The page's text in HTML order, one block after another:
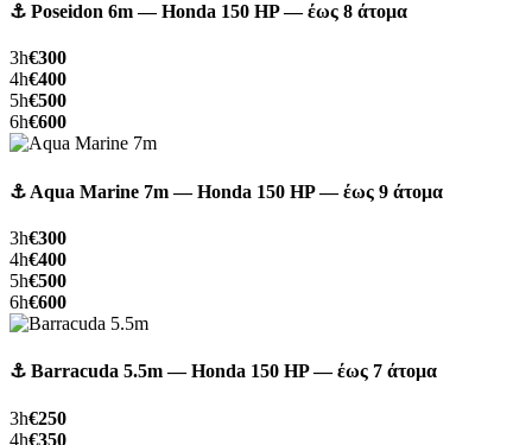
⚓ Poseidon 6m — Honda 150 HP — έως 8 άτομα
3h€300
4h€400
5h€500
6h€600
⚓ Aqua Marine 7m — Honda 150 HP — έως 9 άτομα
3h€300
4h€400
5h€500
6h€600
⚓ Barracuda 5.5m — Honda 150 HP — έως 7 άτομα
3h€250
4h€350